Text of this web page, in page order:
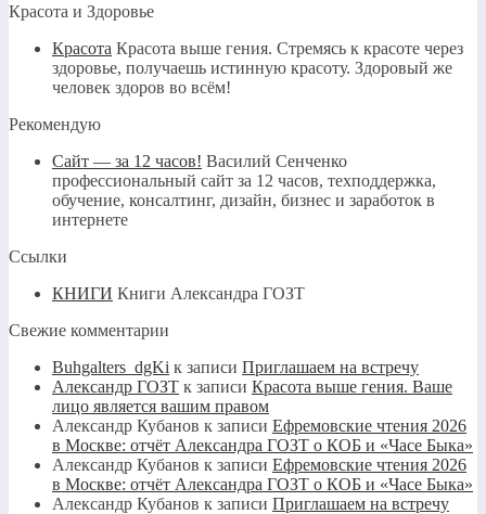
Красота и Здоровье
Красота Красота выше гения. Стремясь к красоте через
здоровье, получаешь истинную красоту. Здоровый же
человек здоров во всём!
Рекомендую
Сайт — за 12 часов! Василий Сенченко
профессиональный сайт за 12 часов, техподдержка,
обучение, консалтинг, дизайн, бизнес и заработок в
интернете
Ссылки
КНИГИ Книги Александра ГОЗТ
Свежие комментарии
Buhgalters_dgKi к записи Приглашаем на встречу
Александр ГОЗТ к записи Красота выше гения. Ваше
лицо является вашим правом
Александр Кубанов к записи Ефремовские чтения 2026
в Москве: отчёт Александра ГОЗТ о КОБ и «Часе Быка»
Александр Кубанов к записи Ефремовские чтения 2026
в Москве: отчёт Александра ГОЗТ о КОБ и «Часе Быка»
Александр Кубанов к записи Приглашаем на встречу